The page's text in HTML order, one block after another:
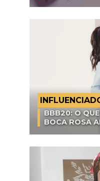
BBB20: O
BOCA ROSA